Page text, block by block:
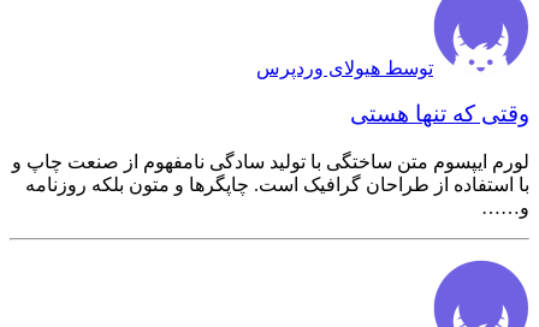
توسط هیولای وردپرس
وقتی که تنها هستی
لورم ایپسوم متن ساختگی با تولید سادگی نامفهوم از صنعت چاپ و
با استفاده از طراحان گرافیک است. چاپگرها و متون بلکه روزنامه
و……